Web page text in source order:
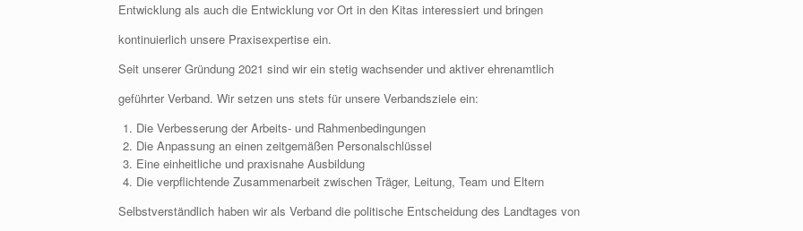
Entwicklung als auch die Entwicklung vor Ort in den Kitas interessiert und bringen
kontinuierlich unsere Praxisexpertise ein.
Seit unserer Gründung 2021 sind wir ein stetig wachsender und aktiver ehrenamtlich
geführter Verband. Wir setzen uns stets für unsere Verbandsziele ein:
Die Verbesserung der Arbeits- und Rahmenbedingungen
Die Anpassung an einen zeitgemäßen Personalschlüssel
Eine einheitliche und praxisnahe Ausbildung
Die verpflichtende Zusammenarbeit zwischen Träger, Leitung, Team und Eltern
Selbstverständlich haben wir als Verband die politische Entscheidung des Landtages von